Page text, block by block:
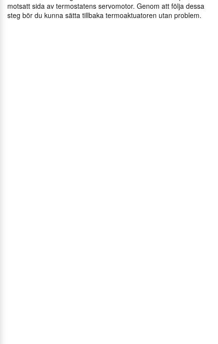
motsatt sida av termostatens servomotor. Genom att följa dessa
steg bör du kunna sätta tillbaka termoaktuatoren utan problem.